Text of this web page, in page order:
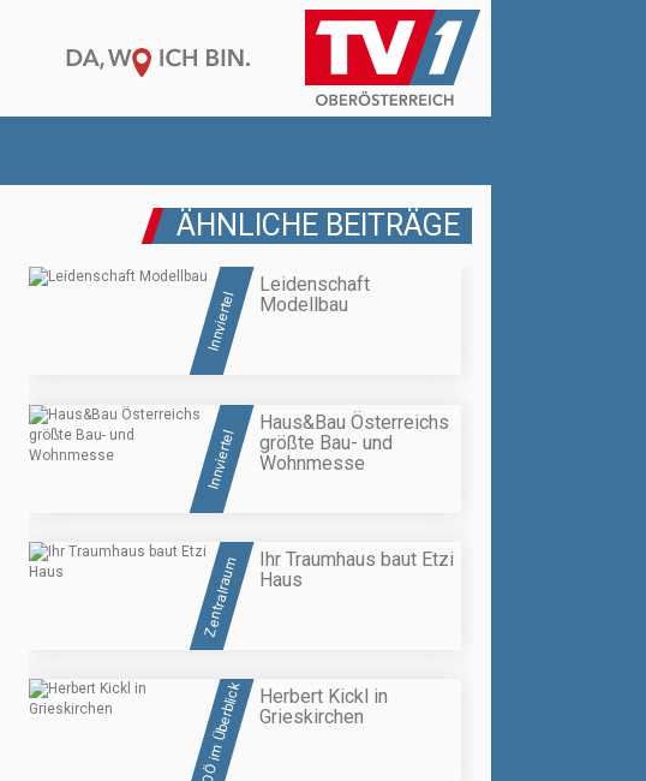
ÄHNLICHE BEITRÄGE
Innviertel
Leidenschaft
Modellbau
Innviertel
Haus&Bau Österreichs
größte Bau- und
Wohnmesse
Zentralraum
Ihr Traumhaus baut Etzi
Haus
OÖ im Überblick
Herbert Kickl in
Grieskirchen